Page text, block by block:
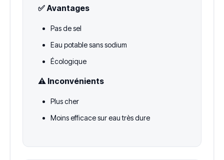
✅ Avantages
Pas de sel
Eau potable sans sodium
Écologique
⚠️ Inconvénients
Plus cher
Moins efficace sur eau très dure